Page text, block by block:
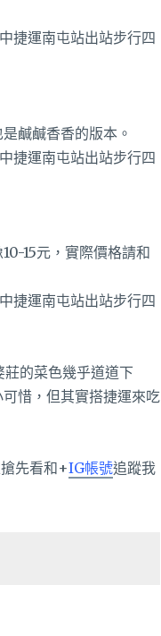
鹹鹹香香的版本。
15元，實際價格請和
莊的菜色幾乎道道下
惜，但其實搭捷運來吃
先看和+IG帳號追蹤我